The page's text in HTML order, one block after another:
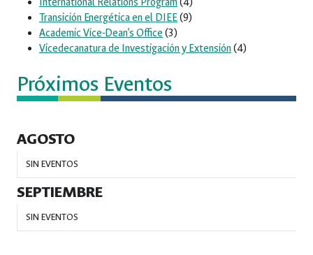
Transición Energética en el DIEE(9)
Academic Vice-Dean’s Office (3)
Vicedecanatura de Investigación y Extensión(4)
Próximos Eventos
AGOSTO
SIN EVENTOS
SEPTIEMBRE
SIN EVENTOS